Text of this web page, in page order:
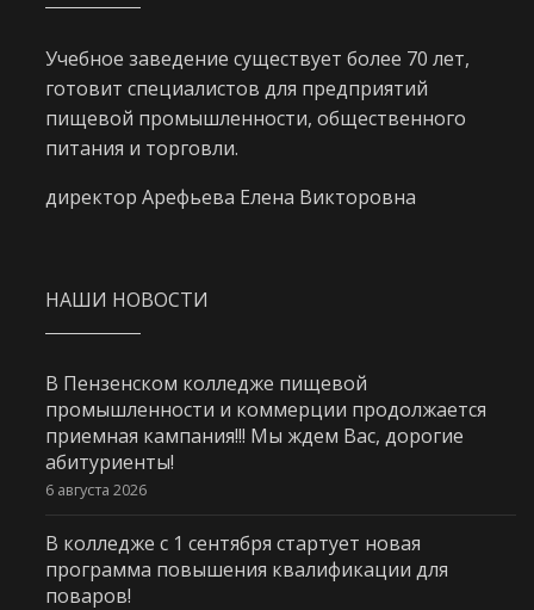
Учебное заведение существует более 70 лет,
готовит специалистов для предприятий
пищевой промышленности, общественного
питания и торговли.
директор Арефьева Елена Викторовна
НАШИ НОВОСТИ
В Пензенском колледже пищевой
промышленности и коммерции продолжается
приемная кампания!!! Мы ждем Вас, дорогие
абитуриенты!
6 августа 2026
В колледже с 1 сентября стартует новая
программа повышения квалификации для
поваров!